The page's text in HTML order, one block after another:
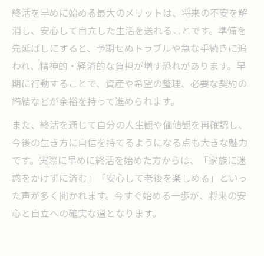
終活を早めに始める最大のメリットは、将来の不安を解
消し、安心して自立した生活を送れることです。準備を
先延ばしにすると、予期せぬトラブルや急な手続きに追
われ、精神的・経済的な負担が増す恐れがあります。早
期に行動することで、資産や希望の整理、必要な契約の
締結などが余裕を持って進められます。
また、終活を通じて自分の人生観や価値観を再確認し、
今後の生き方に自信を持てるようになる点も大きな魅力
です。実際に早めに終活を始めた方からは、「家族に迷
惑をかけずに済む」「安心して老後を楽しめる」といっ
た声が多く聞かれます。今すぐ始める一歩が、将来の安
心と自立への確実な道となります。